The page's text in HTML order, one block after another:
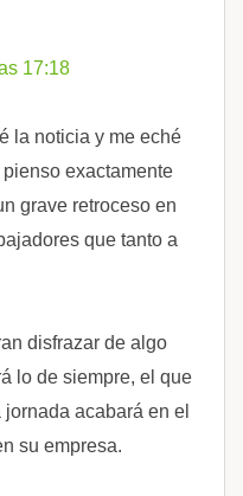
17:18
la noticia y me eché
exactamente
grave retroceso en
que tanto a
disfrazar de algo
lo de siempre, el que
acabará en el
su empresa.